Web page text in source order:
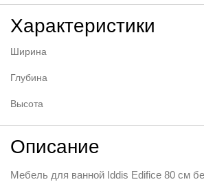
Характеристики
Ширина
Глубина
Высота
Описание
Мебель для ванной Iddis Edifice 80 см